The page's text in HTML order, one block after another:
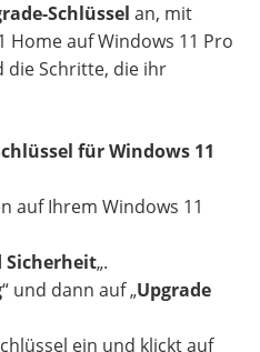
Schlüssel an, mit
Home auf Windows 11 Pro
die Schritte, die ihr
für Windows 11
auf Ihrem Windows 11
Sicherheit„.
“ und dann auf „Upgrade
ein und klickt auf